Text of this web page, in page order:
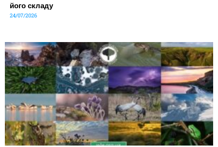
його складу
24/07/2026